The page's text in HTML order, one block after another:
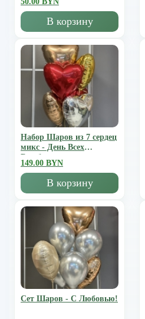
В корзину
Набор Шаров из 7 сердец
микс - День Всех
Влюбленных
149.00 BYN
В корзину
Сет Шаров - С Любовью!